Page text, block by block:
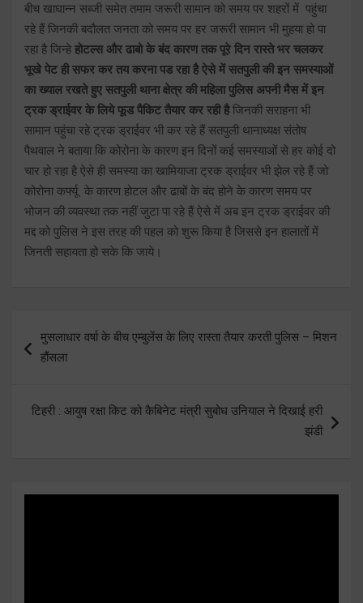
बीच खाघान्न सब्जी समेत तमाम जरूरी सामान को समय पर शहरों में पहुंचा
रहे हैं जिनकी बदौलत जनता को समय पर हर जरूरी सामान भी मुहया हो पा
रहा है जिन्हे होटल्स और ढाबो के बंद कारण तक पूरे दिन रास्ते भर चलकर
भूखे पेट ही सफर कर तय करना पड रहा है ऐसे में सतपुली की इन समस्याओं
का ख्याल रखते हुए सतपुली थाना क्षेत्र की महिला पुलिस अपनी मैस में इन
ट्रक ड्राईवर के लिये फूड पैकिट तैयार कर रही हैजिनकी सराहना भी
सामान पहुंचा रहे ट्रक ड्राईवर भी कर रहे हैं सतपुली थानाध्यक्ष संतोष
पैथवाल ने बताया कि कोरोना के कारण इन दिनों कई समस्याओं से हर कोई दो
चार हो रहा है ऐसे ही समस्या का खामियाजा ट्रक ड्राईवर भी झेल रहे हैं जो
कोरोना कर्फ्यू के कारण होटल और ढाबों के बंद होने के कारण समय पर
भोजन की व्यवस्था तक नहीं जुटा पा रहे हैं ऐसे में अब इन ट्रक ड्राईवर की
मद्द को पुलिस ने इस तरह की पहल को शुरू किया है जिससे इन हालातों में
जिनती सहायता हो सके कि जाये।
navigation
मुसलाधार वर्षा के बीच एम्बुलेंस के लिए रास्ता तैयार करती पुलिस – मिशन
हौंसला
टिहरी : आयुष रक्षा किट को कैबिनेट मंत्री सुबोध उनियाल ने दिखाई हरी
झंडी